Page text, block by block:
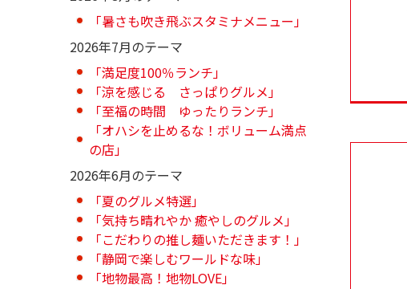
「暑さも吹き飛ぶスタミナメニュー」
2026年7月のテーマ
「満足度100％ランチ」
「涼を感じる さっぱりグルメ」
「至福の時間 ゆったりランチ」
「オハシを止めるな！ボリューム満点
の店」
2026年6月のテーマ
「夏のグルメ特選」
「気持ち晴れやか 癒やしのグルメ」
「こだわりの推し麺いただきます！」
「静岡で楽しむワールドな味」
「地物最高！地物LOVE」